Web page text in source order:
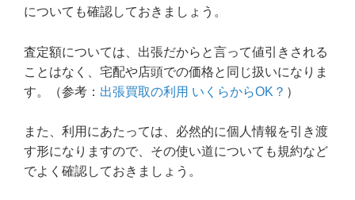
についても確認しておきましょう。
査定額については、出張だからと言って値引きされる
ことはなく、宅配や店頭での価格と同じ扱いになりま
す。（参考： 出張買取の利用 いくらからOK？ ）
また、利用にあたっては、必然的に個人情報を引き渡
す形になりますので、その使い道についても規約など
でよく確認しておきましょう。